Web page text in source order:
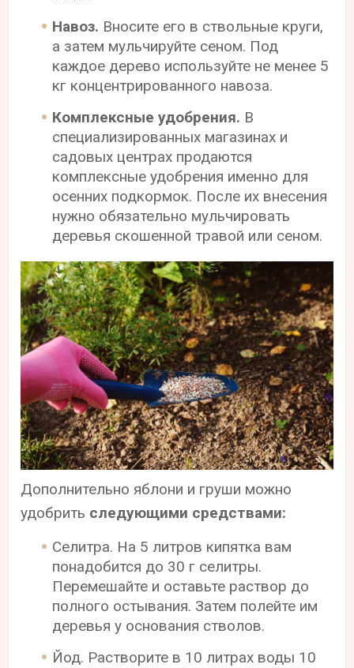
Навоз. Вносите его в ствольные круги,
а затем мульчируйте сеном. Под
каждое дерево используйте не менее 5
кг концентрированного навоза.
Комплексные удобрения. В
специализированных магазинах и
садовых центрах продаются
комплексные удобрения именно для
осенних подкормок. После их внесения
нужно обязательно мульчировать
деревья скошенной травой или сеном.
Дополнительно яблони и груши можно
удобрить следующими средствами:
Селитра. На 5 литров кипятка вам
понадобится до 30 г селитры.
Перемешайте и оставьте раствор до
полного остывания. Затем полейте им
деревья у основания стволов.
Йод. Растворите в 10 литрах воды 10